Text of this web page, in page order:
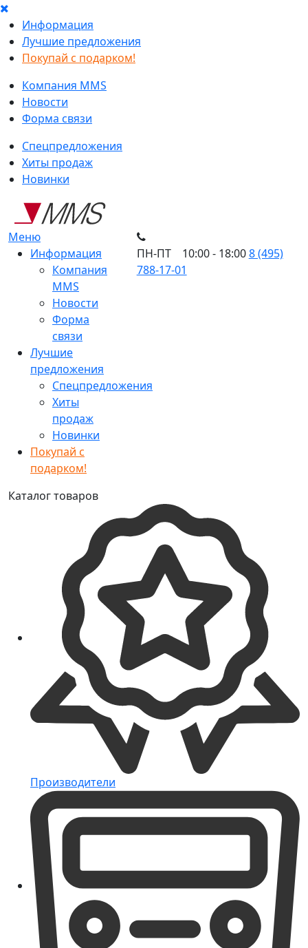
Информация
Лучшие предложения
Покупай с подарком!
Компания MMS
Новости
Форма связи
Спецпредложения
Хиты продаж
Новинки
Меню
Информация
Компания
MMS
Новости
Форма
связи
Лучшие
предложения
Спецпредложения
Хиты
продаж
Новинки
Покупай с
подарком!
ПН-ПТ 10:00 - 18:008 (495)
788-17-01
Каталог товаров
Производители